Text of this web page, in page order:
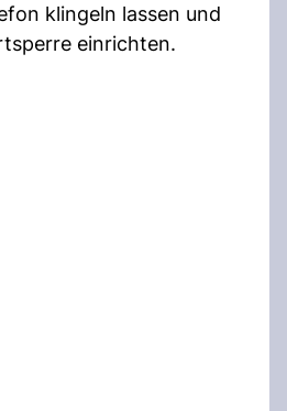
klingeln lassen und
einrichten.